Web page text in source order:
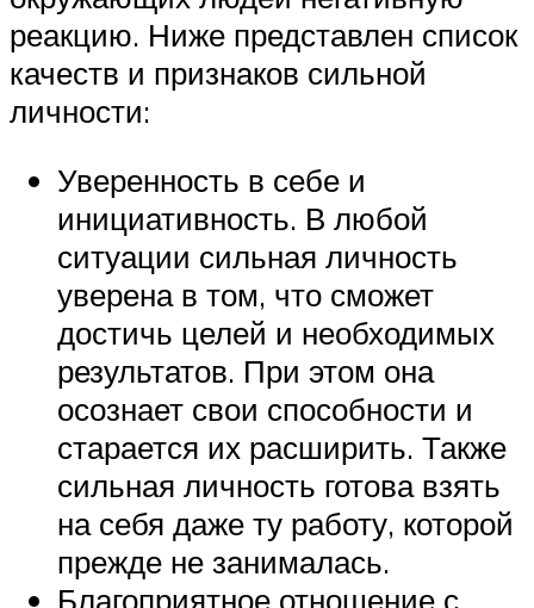
реакцию. Ниже представлен список
качеств и признаков сильной
личности:
Уверенность в себе и
инициативность. В любой
ситуации сильная личность
уверена в том, что сможет
достичь целей и необходимых
результатов. При этом она
осознает свои способности и
старается их расширить. Также
сильная личность готова взять
на себя даже ту работу, которой
прежде не занималась.
Благоприятное отношение с